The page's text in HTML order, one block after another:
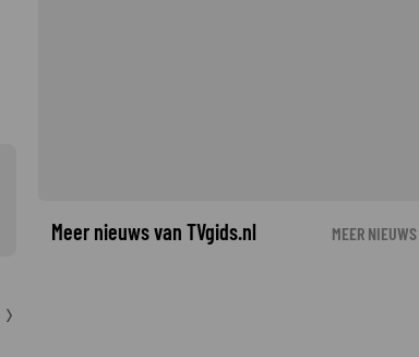
Meer nieuws van TVgids.nl MEER NIEUWS